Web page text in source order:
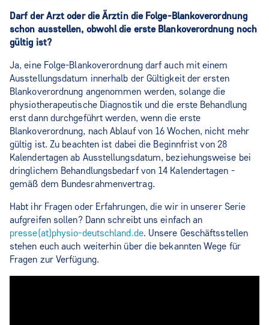
Darf der Arzt oder die Ärztin die Folge-Blankoverordnung
schon ausstellen, obwohl die erste Blankoverordnung noch
gültig ist?
Ja, eine Folge-Blankoverordnung darf auch mit einem
Ausstellungsdatum innerhalb der Gültigkeit der ersten
Blankoverordnung angenommen werden, solange die
physiotherapeutische Diagnostik und die erste Behandlung
erst dann durchgeführt werden, wenn die erste
Blankoverordnung, nach Ablauf von 16 Wochen, nicht mehr
gültig ist. Zu beachten ist dabei die Beginnfrist von 28
Kalendertagen ab Ausstellungsdatum, beziehungsweise bei
dringlichem Behandlungsbedarf von 14 Kalendertagen -
gemäß dem Bundesrahmenvertrag.
Habt ihr Fragen oder Erfahrungen, die wir in unserer Serie
aufgreifen sollen? Dann schreibt uns einfach an
presse(at)physio-deutschland.de. Unsere Geschäftsstellen
stehen euch auch weiterhin über die bekannten Wege für
Fragen zur Verfügung.